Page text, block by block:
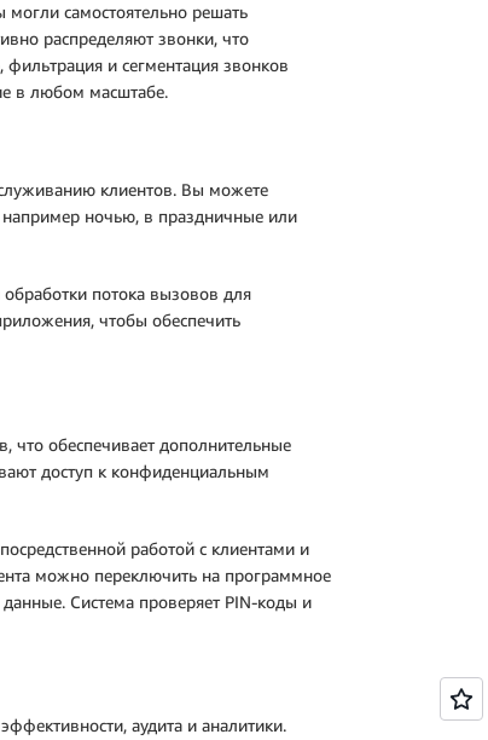
самостоятельно решать
распределяют звонки, что
и сегментация звонков
в любом масштабе.
клиентов. Вы можете
например ночью, в праздничные или
потока вызовов для
чтобы обеспечить
что обеспечивает дополнительные
доступ к конфиденциальным
работой с клиентами и
можно переключить на программное
Система проверяет PIN-коды и
аудита и аналитики.